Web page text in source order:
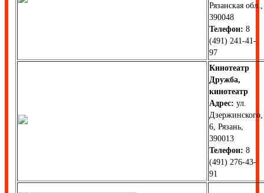
Рязанская обл.,
390048
Телефон: 8
(491) 241-41-
97
Кинотеатр
Дружба,
кинотеатр
Адрес: ул.
Дзержинского,
6, Рязань,
390013
Телефон: 8
(491) 276-43-
91